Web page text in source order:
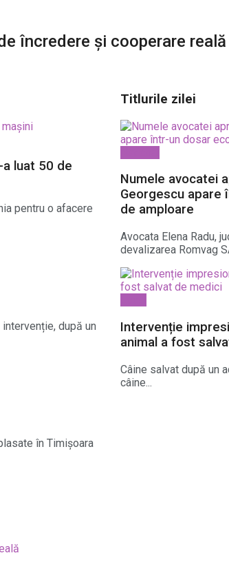
încredere și cooperare reală
luat 50 de
pentru o afacere
după un
în Timișoara
Titlurile zilei
Numele avocatei
Georgescu apare
de amploare
Avocata Elena Radu,
devalizarea Romvag
Intervenție
animal a fost
Câine salvat după un
câine...